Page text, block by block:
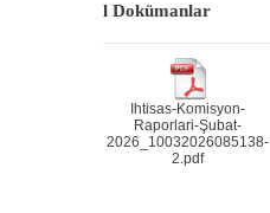
l Dokümanlar
Ihtisas-Komisyon-
Raporlari-Şubat-
2026_10032026085138-
2.pdf